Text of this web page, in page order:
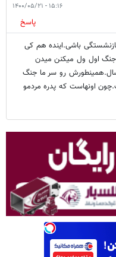
۱۵:۱۶ - ۱۴۰۰/۰۵/۲۱
پاسخ
باشی.اینده هم کی
جنگ اول ول میکنن میدن
رو سر ما جنگ
اونهاست که پدره مردمو